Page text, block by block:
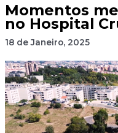
Momentos
no Hospital
18 de Janeiro, 2025